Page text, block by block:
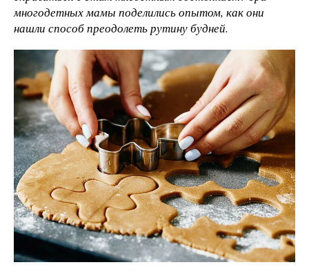
многодетных мамы поделились опытом, как они
нашли способ преодолеть рутину будней.